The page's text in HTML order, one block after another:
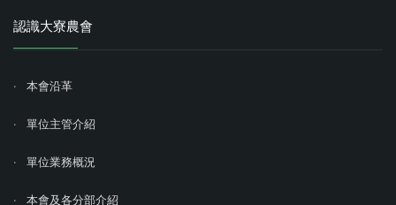
認識大寮農會
本會沿革
單位主管介紹
單位業務概況
本會及各分部介紹